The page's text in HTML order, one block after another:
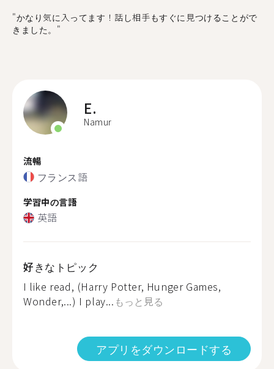
"かなり気に入ってます！話し相手もすぐに見つけることがで
きました。"
E.
Namur
流暢
フランス語
学習中の言語
英語
好きなトピック
I like read, (Harry Potter, Hunger Games,
Wonder,...) I play... もっと見る
アプリをダウンロードする